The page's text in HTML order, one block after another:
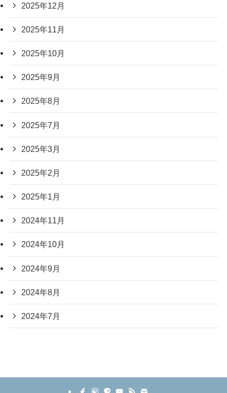
2025年12月
2025年11月
2025年10月
2025年9月
2025年8月
2025年7月
2025年3月
2025年2月
2025年1月
2024年11月
2024年10月
2024年9月
2024年8月
2024年7月